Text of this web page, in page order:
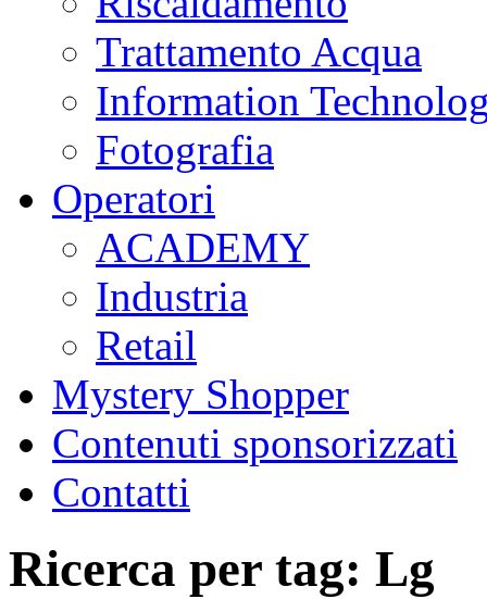
Trattamento Acqua
Information
Fotografia
Operatori
ACADEMY
Industria
Retail
Mystery Shopper
Contenuti sponsorizzati
Contatti
Ricerca per tag: Lg